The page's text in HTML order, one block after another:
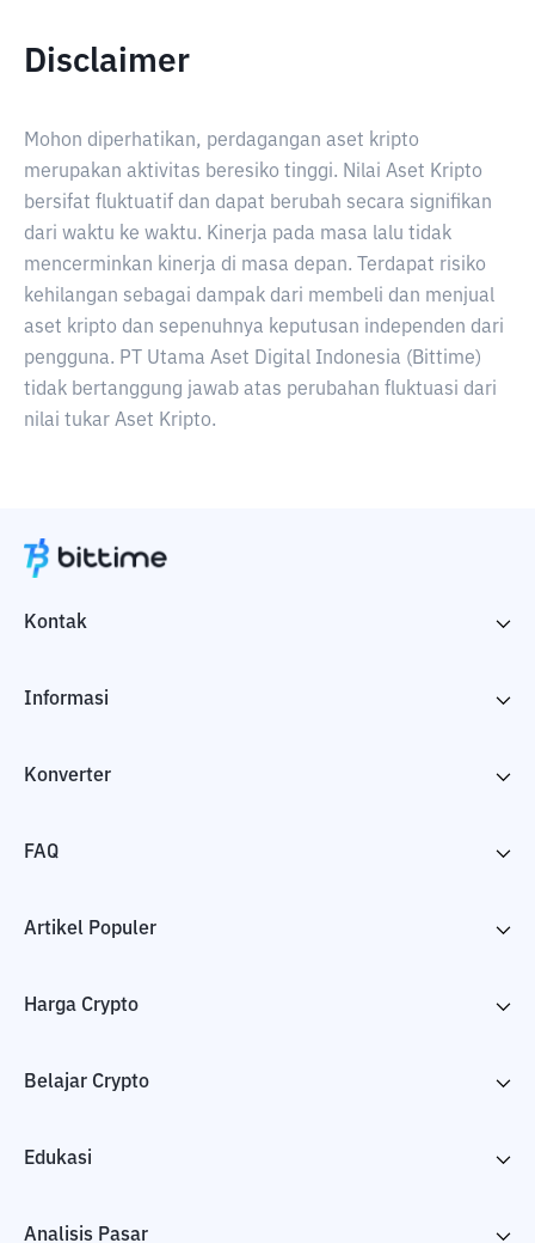
Disclaimer
Mohon diperhatikan, perdagangan aset kripto
merupakan aktivitas beresiko tinggi. Nilai Aset Kripto
bersifat fluktuatif dan dapat berubah secara signifikan
dari waktu ke waktu. Kinerja pada masa lalu tidak
mencerminkan kinerja di masa depan. Terdapat risiko
kehilangan sebagai dampak dari membeli dan menjual
aset kripto dan sepenuhnya keputusan independen dari
pengguna. PT Utama Aset Digital Indonesia (Bittime)
tidak bertanggung jawab atas perubahan fluktuasi dari
nilai tukar Aset Kripto.
Kontak
Informasi
Konverter
FAQ
Artikel Populer
Harga Crypto
Belajar Crypto
Edukasi
Analisis Pasar